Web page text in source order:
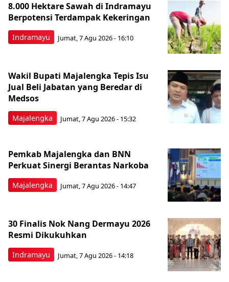
Indramayu
8.000 Hektare Sawah di Indramayu
Berpotensi Terdampak Kekeringan
Jumat, 7 Agu 2026 - 16:10
Majalengka
Wakil Bupati Majalengka Tepis Isu
Jual Beli Jabatan yang Beredar di
Medsos
Jumat, 7 Agu 2026 - 15:32
Majalengka
Pemkab Majalengka dan BNN
Perkuat Sinergi Berantas Narkoba
Jumat, 7 Agu 2026 - 14:47
Indramayu
30 Finalis Nok Nang Dermayu 2026
Resmi Dikukuhkan
Jumat, 7 Agu 2026 - 14:18